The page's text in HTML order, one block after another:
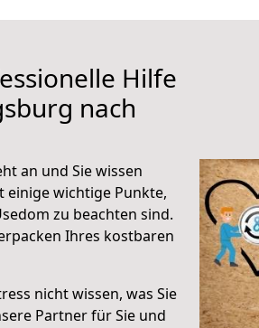
Hilfe
nach
an und Sie wissen
einige wichtige Punkte,
zu beachten sind.
Ihres kostbaren
nicht wissen, was Sie
Partner für Sie und